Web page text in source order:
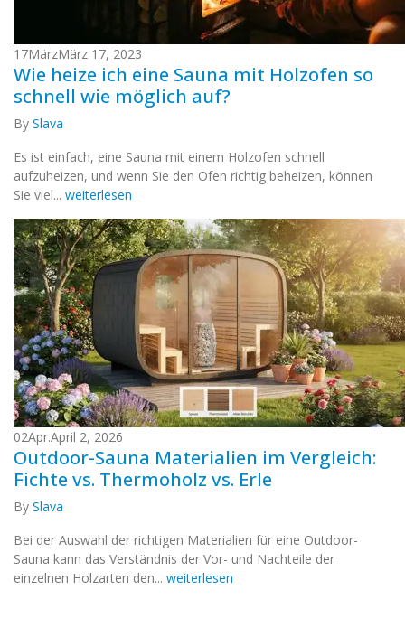
17MärzMärz 17, 2023
Wie heize ich eine Sauna mit Holzofen so
schnell wie möglich auf?
By Slava
Es ist einfach, eine Sauna mit einem Holzofen schnell
aufzuheizen, und wenn Sie den Ofen richtig beheizen, können
Sie viel... weiterlesen
02Apr.April 2, 2026
Outdoor-Sauna Materialien im Vergleich:
Fichte vs. Thermoholz vs. Erle
By Slava
Bei der Auswahl der richtigen Materialien für eine Outdoor-
Sauna kann das Verständnis der Vor- und Nachteile der
einzelnen Holzarten den... weiterlesen